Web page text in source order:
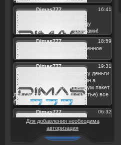
Для добавления необходима
авторизация